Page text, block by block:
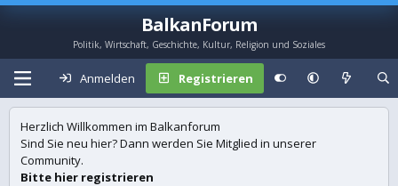
BalkanForum
Politik, Wirtschaft, Geschichte, Kultur, Religion und Soziales
Anmelden Registrieren
Herzlich Willkommen im Balkanforum
Sind Sie neu hier? Dann werden Sie Mitglied in unserer
Community.
Bitte hier registrieren